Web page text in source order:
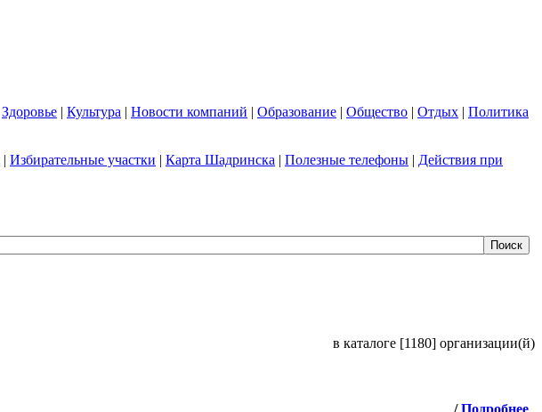
Здоровье | Культура | Новости компаний | Образование | Общество | Отдых | Политика
| Избирательные участки | Карта Шадринска | Полезные телефоны | Действия при
в каталоге [1180] организации(й)
/ Подробнее